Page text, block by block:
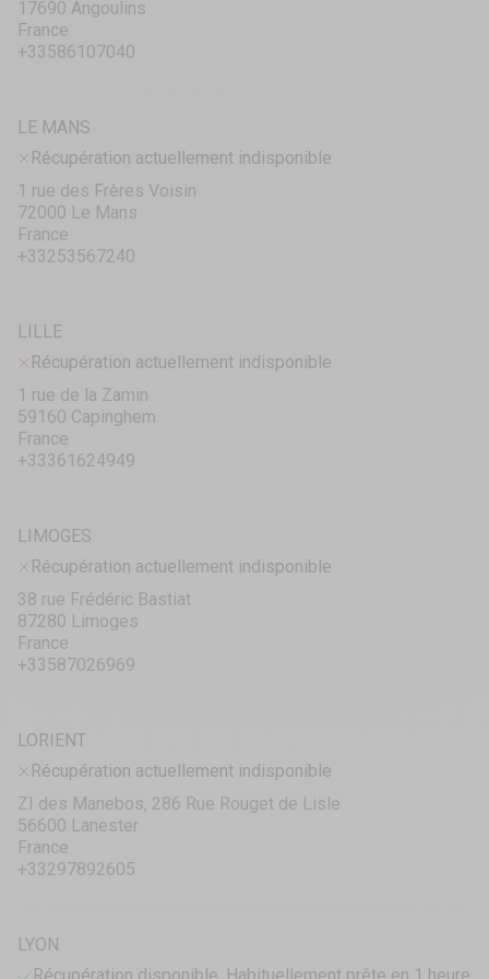
17690 Angoulins
France
+33586107040
LE MANS
Récupération actuellement indisponible
1 rue des Frères Voisin
72000 Le Mans
France
+33253567240
LILLE
Récupération actuellement indisponible
1 rue de la Zamin
59160 Capinghem
France
+33361624949
LIMOGES
Récupération actuellement indisponible
38 rue Frédéric Bastiat
87280 Limoges
France
+33587026969
LORIENT
Récupération actuellement indisponible
ZI des Manebos, 286 Rue Rouget de Lisle
56600 Lanester
France
+33297892605
LYON